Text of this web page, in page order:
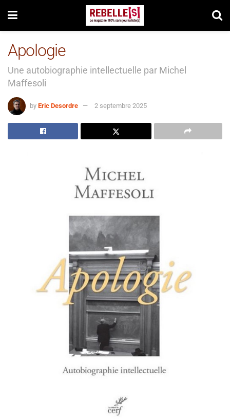
Apologie
Une autobiographie intellectuelle par Michel
Maffesoli
by Eric Desordre 2 septembre 2025